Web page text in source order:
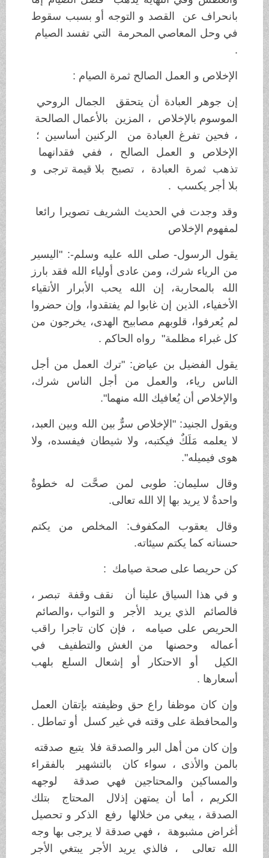
بانحراف عن القصد و التوجه أو بسبب سقوط
في وحل المعاصي المحرمة التي تفسد الصيام
الإخلاص و العمل الصالح ثمرة الصيام :
إن جوهر العبادة أن يتحقق الجمال الروحي
الموسوم بالإخلاص ، المزين بالأعمال الصالحة
، فحين تفرغ العبادة من الركنين أساسين ؛
الإخلاص و العمل الصالح ، ففي فقدانهما
تذهب ثمرة العبادة ، تصبح بلا قيمة ترجى و
بلا أجر يكسب .
وقد وجدت في الحديث الشريف تصويرا رائعا
لمفهوم الإخلاص
يقول الرسول- صلى الله عليه وسلم-: "اليسير
من الرياء شرك، ومن عادى أولياء الله فقد بارز
الله بالمحاربة، إن الله يحب الأبرار الأتقياء
الأخفياء، الذين إن غابوا لم يفتقدوا، وإن حضروا
لم يُعرفوا، قلوبهم مصابيح الهدى، يخرجون من
كل غبراء مظلمة" رواه الحاكم .
يقول الفضيل بن عياض: "ترك العمل من أجل
الناس رياء، والعمل من أجل الناس شرك،
والإخلاص أن يُعافيك الله منهما".
ويقول الجنيد: "الإخلاص سرٌّ بين الله وبين العبد،
لا يعلمه مَلَكٌ فيكتبه، ولا شيطان فيفسده، ولا
هوى فيميله".
وقال سليمان: طوبى لمن صحَّت له خطوةٌ
واحدةٌ لا يريد بها إلا الله تعالى.
وقال يعقوب المكفوف: المخلص من يكتم
حسناته كما يكتم سيئاته.
كن حريصا على صحة صيامك :
و في هذا السياق علينا أن نقف وقفة تبصر ،
فالصائم الذي يريد الأجر و التواب ،والصائم
الحريص على صيامه ، فإن كان تاجرا راقب
أعماله وحصنها من الغش والتطفيف في
الكيل أو الاحتكار أو إشعال السلع بلهب
أسعارها .
وإن كان موظفا راع حق وظيفته بإتقان العمل
والمحافظة على وقته في غير كسل أو تماطل .
وإن كان من أهل البر والصدقة فلا يتبع صدقته
بالمن والأذى ، سواء كان بالتشهير بالفقراء
والمساكين والمحتاجين فهي صدقة لوجهه
الكريم ، أما أن يمتهن إذلال المحتاج بتلك
الصدقة ، يبغي من خلالها رفع الذكر و تحصيل
أغراض مشبوهة ، فهي صدقة لا يرجى بها وجه
الله تعالى ، فالذي يريد الأجر يبتغي الأجر